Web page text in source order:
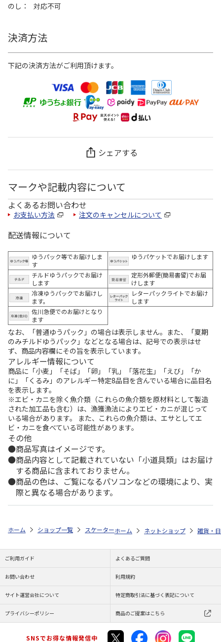
のし
対応不可
決済方法
下記の決済方法がご利用頂けます。
シェアする
マークや記載内容について
よくあるお問い合わせ
お支払い方法 注文のキャンセルについて
配送情報について
ゆうパック等でお届けしま
す
ゆうパケットでお届けします
チルドゆうパックでお届け
します
定形外郵便(簡易書留)でお届
けします
冷凍ゆうパックでお届けし
ます。
レターパックライトでお届け
します
佐川急便でのお届けとなり
ます
なお、「普通ゆうパック」の場合は表示しません。また、「夏期
のみチルドゆうパック」などとなる場合は、記号での表示はせ
ず、商品内容欄にその旨を表示しています。
アレルギー情報について
商品に「小麦」「そば」「卵」「乳」「落花生」「えび」「か
に」「くるみ」のアレルギー特定8品目を含んでいる場合に品目名
を表示します。
※エビ・カニを除く魚介類（これらの魚介類を原材料として製造
された加工品も含む）は、漁獲漁法によりエビ・カニが混じって
いる場合があります。 また、これらの魚介類は、エサとしてエ
ビ・カニを食べている可能性があります。
その他
商品写真はイメージです。
商品内容として記載されていない「小道具類」はお届け
する商品に含まれておりません。
商品の色は、ご覧になるパソコンなどの環境により、実
際と異なる場合があります。
ホーム ショップ一覧 スケーター 食洗機対応 プラコップ トイ・スト
ホーム ネットショップ 雑貨・
ご利用ガイド よくあるご質問
お問い合わせ 利用規約
サイト運営会社について 特定商取引法に基づく表記について
プライバシーポリシー 商品のご提案はこちら
SNSでお得な情報発信中